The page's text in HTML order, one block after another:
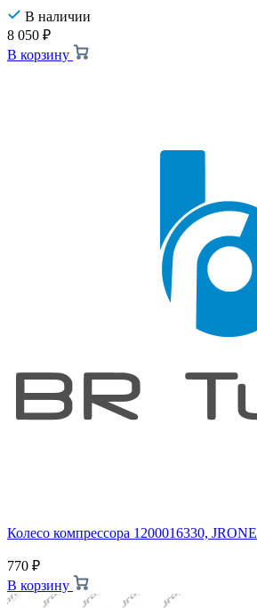
В наличии
8 050 ₽
В корзину
Колесо компрессора 1200016330, JRONE
770 ₽
В корзину